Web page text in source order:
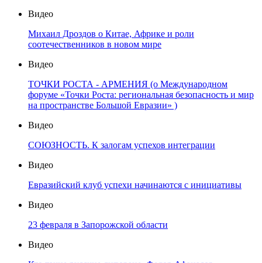
Видео
Михаил Дроздов о Китае, Африке и роли
соотечественников в новом мире
Видео
ТОЧКИ РОСТА - АРМЕНИЯ (о Международном
форуме «Точки Роста: региональная безопасность и мир
на пространстве Большой Евразии» )
Видео
СОЮЗНОСТЬ. К залогам успехов интеграции
Видео
Евразийский клуб успехи начинаются с инициативы
Видео
23 февраля в Запорожской области
Видео